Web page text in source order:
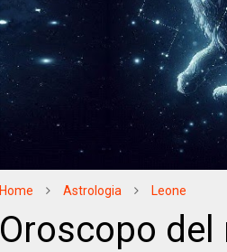
Home Astrologia Leone
Oroscopo